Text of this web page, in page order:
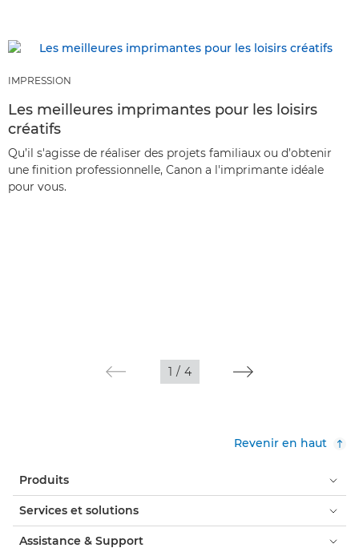
IMPRESSION
Les meilleures imprimantes pour les loisirs
créatifs
Qu’il s'agisse de réaliser des projets familiaux ou d’obtenir
une finition professionnelle, Canon a l'imprimante idéale
pour vous.
1 / 4
Revenir en haut
Produits
Services et solutions
Assistance & Support